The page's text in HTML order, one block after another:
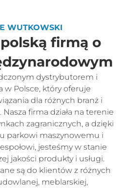
WUTKOWSKI
firmą o
dystrybutorem i
w Polsce, który oferuje
dla różnych branż i
firma działa na terenie
zagranicznych, a dzięki
parkowi maszynowemu i
jesteśmy w stanie
jakości produkty i usługi.
są do klientów z różnych
meblarskiej,